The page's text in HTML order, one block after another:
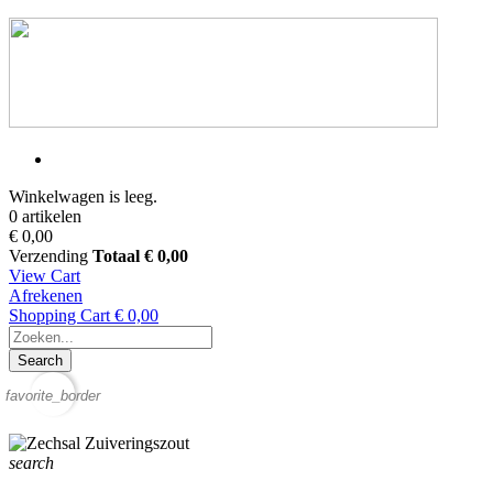
Winkelwagen is leeg.
0 artikelen
€ 0,00
Verzending Totaal € 0,00
View Cart
Afrekenen
Shopping Cart € 0,00
Search
favorite_border
search